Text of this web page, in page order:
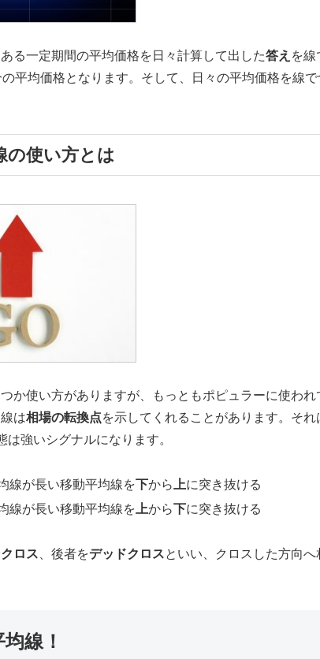
る一定期間の平均価格を日々計算して出した答え を線
平均価格となります。そして、日々の平均価格を線
の使い方とは
か使い方がありますが、もっともポピュラーに使わ
は相場の転換点を示してくれることがあります。そ
は強いシグナルになります。
線が長い移動平均線を下から 上に突き抜ける
線が長い移動平均線を 上から下に突き抜ける
ロス 、後者をデッドクロスといい、クロスした方向
線！